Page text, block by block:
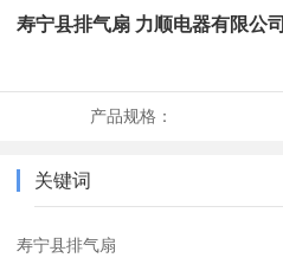
寿宁县排气扇 力顺电器有限公司
产品规格：
关键词
寿宁县排气扇